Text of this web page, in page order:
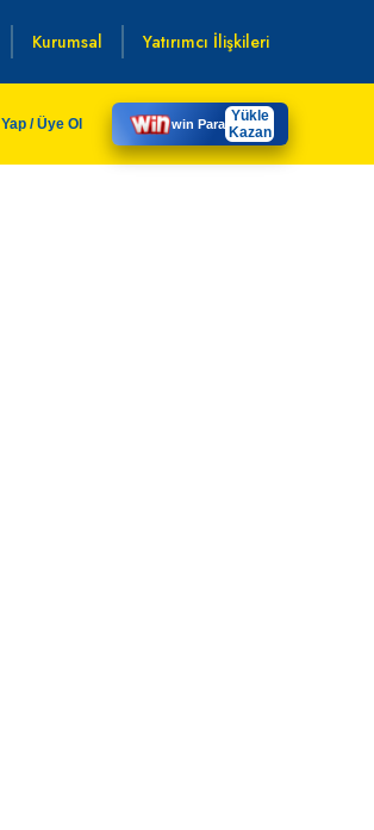
Kurumsal Yatırımcı İlişkileri
/ Üye Ol win Para Yükle
Kazan